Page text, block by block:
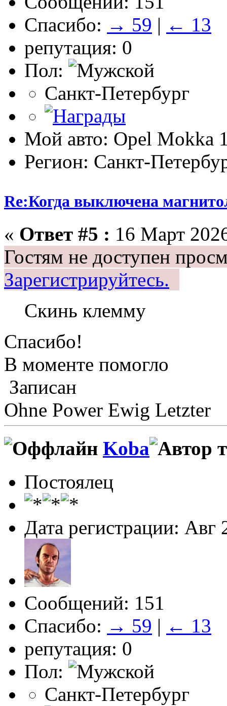
Спасибо: → 59 | ← 13
репутация: 0
Пол:
Санкт-Петербург
Мой авто: Opel Mokka
Регион: Санкт-
Re:Когда выключена
« Ответ #5 : 16 Март
Гостям не доступен
Зарегистрируйтесь.
Скинь клемму
Спасибо!
В моменте помогло
Записан
Ohne Power Ewig Letzter
Koba
Постоялец
Дата регистрации: Авг
Сообщений: 151
Спасибо: → 59 | ← 13
репутация: 0
Пол:
Санкт-Петербург